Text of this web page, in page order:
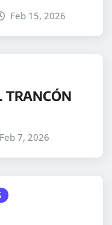
Feb 15, 2026
TRANCÓN
Feb 7, 2026